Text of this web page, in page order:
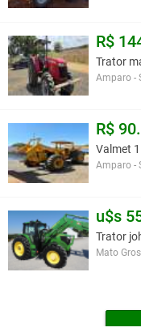
R$
Trator
Amparo -
R$
Valmet
Amparo -
u$s
Trator
Mato